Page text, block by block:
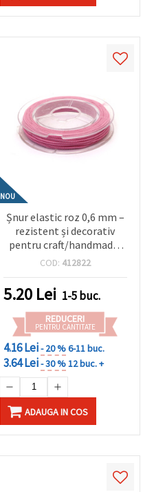
NOU
Șnur elastic roz 0,6 mm –
rezistent și decorativ
pentru craft/handmade,
rolă aprox. 10 m
COD: 412822
5.20 Lei 1-5 buc.
REDUCERI
PENTRU CANTITATE
4.16 Lei- 20 %6-11 buc.
3.64 Lei- 30 %12 buc. +
ADAUGA IN COS